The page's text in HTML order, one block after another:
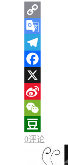
Copy
Link
Google
Translate
Telegram
Facebook
X
Sina
Weibo
WeChat
Douban
0评论